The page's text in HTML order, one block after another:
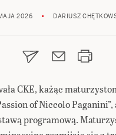
2026 DARIUSZ
CKE, każąc
of Niccolo
programową.